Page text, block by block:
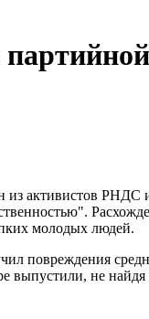
активистов РНДС
молодых людей.
повреждения
не найдя